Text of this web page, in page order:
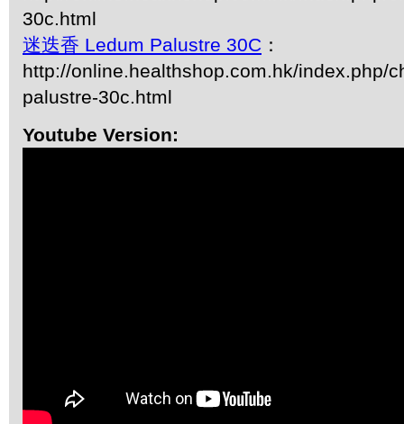
30c.html
迷迭香 Ledum Palustre 30C ：
http://online.healthshop.com.hk/index.php/
palustre-30c.html
Youtube Version: